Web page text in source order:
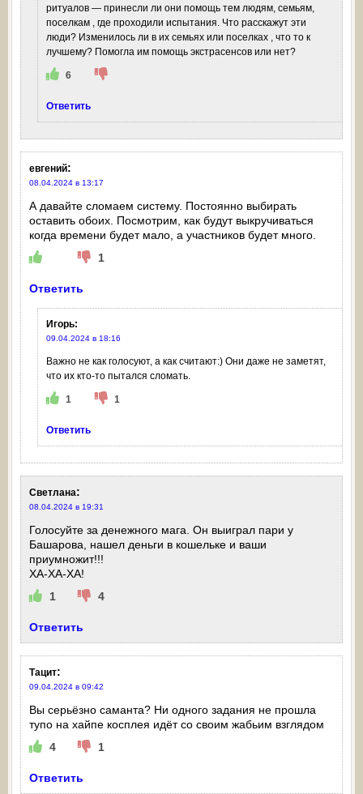
ритуалов — принесли ли они помощь тем людям, семьям,
поселкам , где проходили испытания. Что расскажут эти
люди? Изменилось ли в их семьях или поселках , что то к
лучшему? Помогла им помощь экстрасенсов или нет?
6
Ответить
евгений:
08.04.2024 в 13:17
А давайте сломаем систему. Постоянно выбирать
оставить обоих. Посмотрим, как будут выкручиваться
когда времени будет мало, а участников будет много.
1
Ответить
Игорь:
09.04.2024 в 18:16
Важно не как голосуют, а как считают:) Они даже не заметят,
что их кто-то пытался сломать.
1 1
Ответить
Светлана:
08.04.2024 в 19:31
Голосуйте за денежного мага. Он выиграл пари у
Башарова, нашел деньги в кошельке и ваши
приумножит!!!
ХА-ХА-ХА!
1
4
Ответить
Тацит:
09.04.2024 в 09:42
Вы серьёзно саманта? Ни одного задания не прошла
тупо на хайпе косплея идёт со своим жабьим взглядом
4
1
Ответить